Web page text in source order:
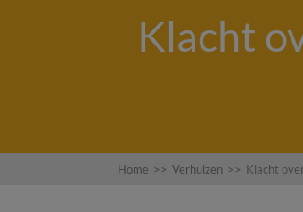
Klacht
Home >> Verhuizen >> Klacht